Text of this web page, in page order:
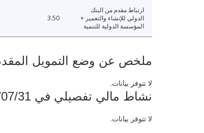
ارتباط مقدم من البنك
الدولي للإنشاء والتعمير +
المؤسسة الدولية للتنمية
3.50
ملخص عن وضع التمويل المقدم من
لا تتوفر بيانات.
نشاط مالي تفصيلي في 2026/07/31
لا تتوفر بيانات.